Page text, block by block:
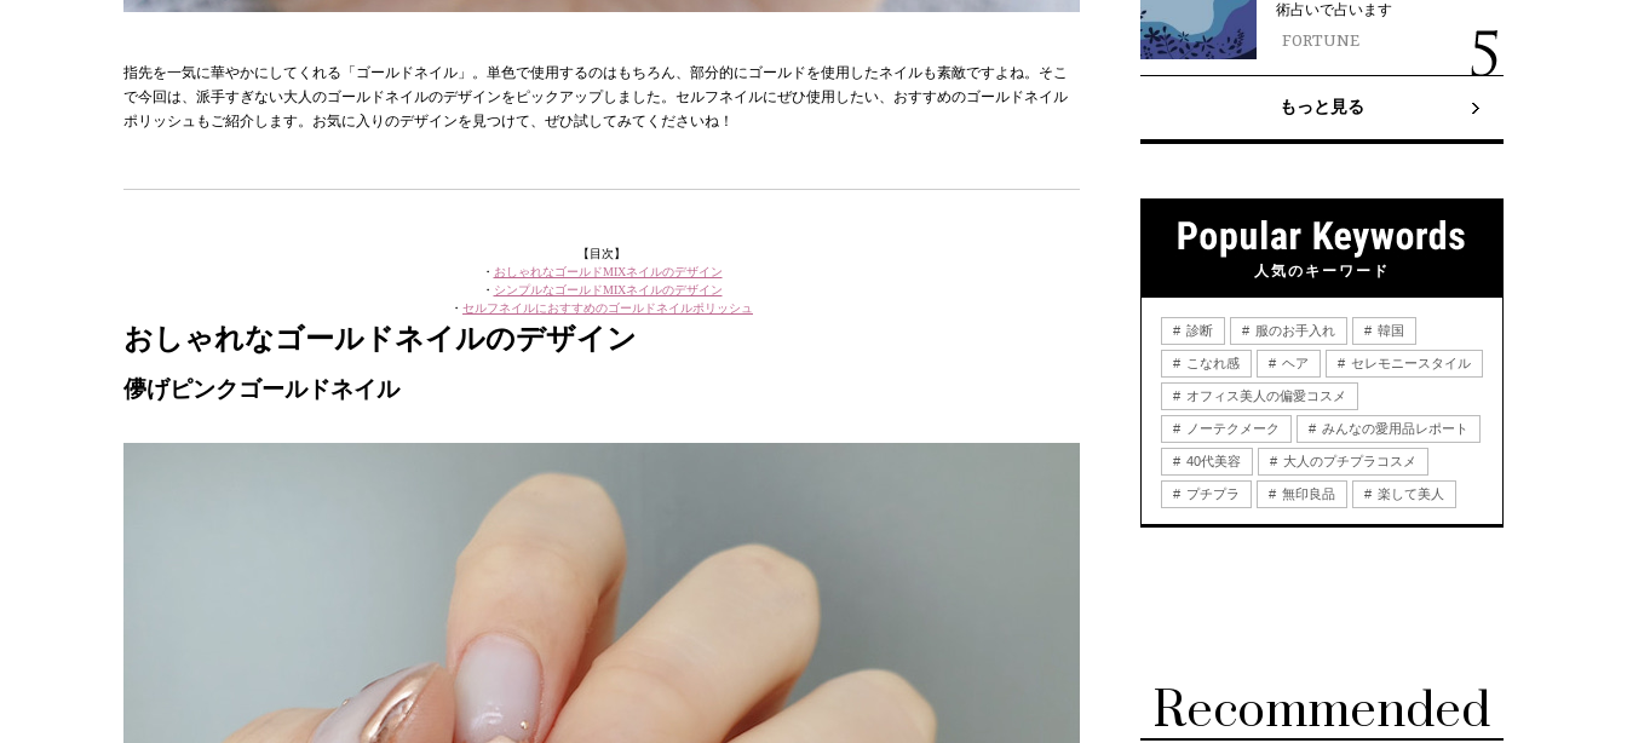
指先を一気に華やかにしてくれる「ゴールドネイル」。単色で使用するのはもちろん、部分的にゴールドを使用したネイルも素敵ですよね。そこ
で今回は、派手すぎない大人のゴールドネイルのデザインをピックアップしました。セルフネイルにぜひ使用したい、おすすめのゴールドネイル
ポリッシュもご紹介します。お気に入りのデザインを見つけて、ぜひ試してみてくださいね！
【目次】
・ おしゃれなゴールドMIXネイルのデザイン
・ シンプルなゴールドMIXネイルのデザイン
・ セルフネイルにおすすめのゴールドネイルポリッシュ
おしゃれなゴールドネイルのデザイン
儚げピンクゴールドネイル
術占いで占います
FORTUNE
もっと見る
人気のキーワード
診断 服のお手入れ 韓国
こなれ感 ヘア セレモニースタイル
オフィス美人の偏愛コスメ
ノーテクメーク みんなの愛用品レポート
40代美容 大人のプチプラコスメ
プチプラ 無印良品 楽して美人
Recommended